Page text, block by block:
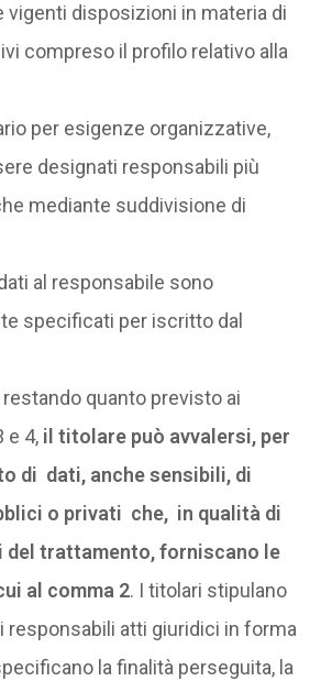
vigenti disposizioni in materia di
compreso il profilo relativo alla
per esigenze organizzative,
designati responsabili più
mediante suddivisione di
al responsabile sono
specificati per iscritto dal
quanto previsto ai
e 4, il titolare può avvalersi, per
di dati, anche sensibili, di
o privati che, in qualità di
del trattamento, forniscano le
al comma 2. I titolari stipulano
responsabili atti giuridici in forma
la finalità perseguita, la